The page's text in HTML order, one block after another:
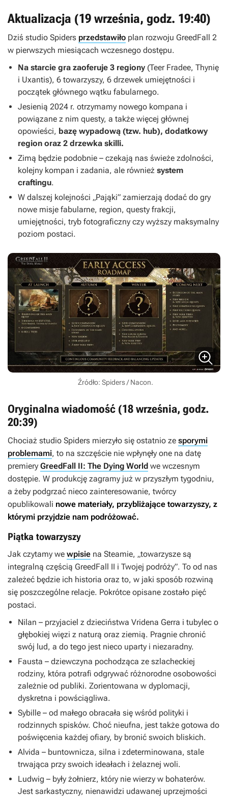
Aktualizacja (19 września, godz. 19:40)
Dziś studio Spiders przedstawiło plan rozwoju GreedFall 2
w pierwszych miesiącach wczesnego dostępu.
Na starcie gra zaoferuje 3 regiony (Teer Fradee, Thynię
i Uxantis), 6 towarzyszy, 6 drzewek umiejętności i
początek głównego wątku fabularnego.
Jesienią 2024 r. otrzymamy nowego kompana i
powiązane z nim questy, a także więcej głównej
opowieści, bazę wypadową (tzw. hub), dodatkowy
region oraz 2 drzewka skilli.
Zimą będzie podobnie – czekają nas świeże zdolności,
kolejny kompan i zadania, ale również system
craftingu.
W dalszej kolejności „Pająki” zamierzają dodać do gry
nowe misje fabularne, region, questy frakcji,
umiejętności, tryb fotograficzny czy wyższy maksymalny
poziom postaci.
Źródło: Spiders / Nacon.
Oryginalna wiadomość (18 września, godz.
20:39)
Chociaż studio Spiders mierzyło się ostatnio ze sporymi
problemami, to na szczęście nie wpłynęły one na datę
premiery GreedFall II: The Dying World we wczesnym
dostępie. W produkcję zagramy już w przyszłym tygodniu,
a żeby podgrzać nieco zainteresowanie, twórcy
opublikowali nowe materiały, przybliżające towarzyszy, z
którymi przyjdzie nam podróżować.
Piątka towarzyszy
Jak czytamy we wpisie na Steamie, „towarzysze są
integralną częścią GreedFall II i Twojej podróży”. To od nas
zależeć będzie ich historia oraz to, w jaki sposób rozwiną
się poszczególne relacje. Pokrótce opisane zostało pięć
postaci.
Nilan – przyjaciel z dzieciństwa Vridena Gerra i tubylec o
głębokiej więzi z naturą oraz ziemią. Pragnie chronić
swój lud, a do tego jest nieco uparty i niezaradny.
Fausta – dziewczyna pochodząca ze szlacheckiej
rodziny, która potrafi odgrywać różnorodne osobowości
zależnie od publiki. Zorientowana w dyplomacji,
dyskretna i powściągliwa.
Sybille – od małego obracała się wśród polityki i
rodzinnych spisków. Choć nieufna, jest także gotowa do
poświęcenia każdej ofiary, by bronić swoich bliskich.
Alvida – buntownicza, silna i zdeterminowana, stale
trwająca przy swoich ideałach i żelaznej woli.
Ludwig – były żołnierz, który nie wierzy w bohaterów.
Jest sarkastyczny, nienawidzi udawanej uprzejmości